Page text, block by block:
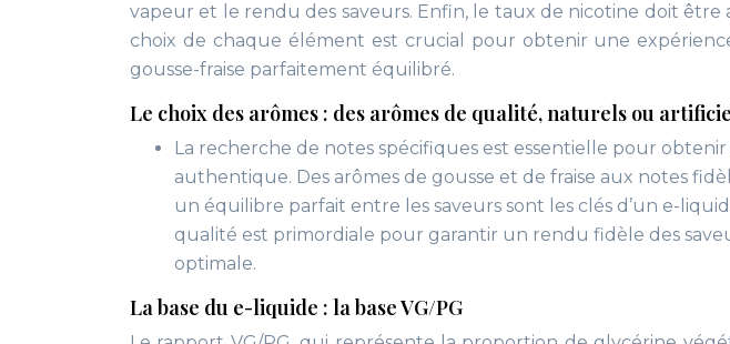
vapeur et le rendu des saveurs. Enfin, le taux de nicotine doit être
choix de chaque élément est crucial pour obtenir une
gousse-fraise parfaitement équilibré.
Le choix des arômes : des arômes de qualité, naturels ou
La recherche de notes spécifiques est essentielle pour
authentique. Des arômes de gousse et de fraise aux notes
un équilibre parfait entre les saveurs sont les clés d’un e-
qualité est primordiale pour garantir un rendu fidèle des
optimale.
La base du e-liquide : la base VG/PG